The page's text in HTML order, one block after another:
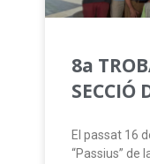
8a
SECCIÓ
El passat 16
“Passius” de